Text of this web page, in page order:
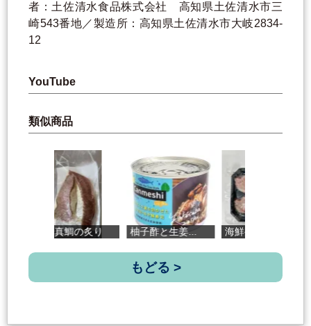
者：土佐清水食品株式会社 高知県土佐清水市三
崎543番地／製造所：高知県土佐清水市大岐2834-
12
YouTube
類似商品
須崎真鯛の炙り 柚子酢と生姜... 海鮮丼の具＜...
もどる >